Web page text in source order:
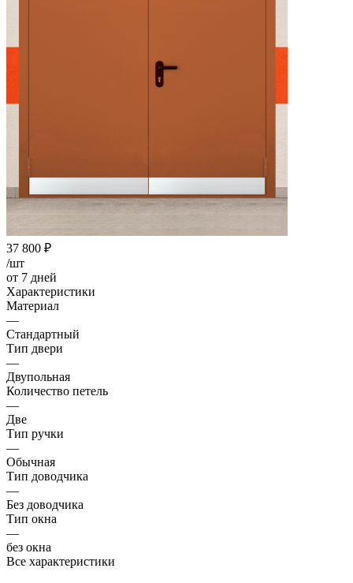
37 800 ₽
/шт
от 7 дней
Характеристики
Материал
—
Стандартный
Тип двери
—
Двупольная
Количество петель
—
Две
Тип ручки
—
Обычная
Тип доводчика
—
Без доводчика
Тип окна
—
без окна
Все характеристики